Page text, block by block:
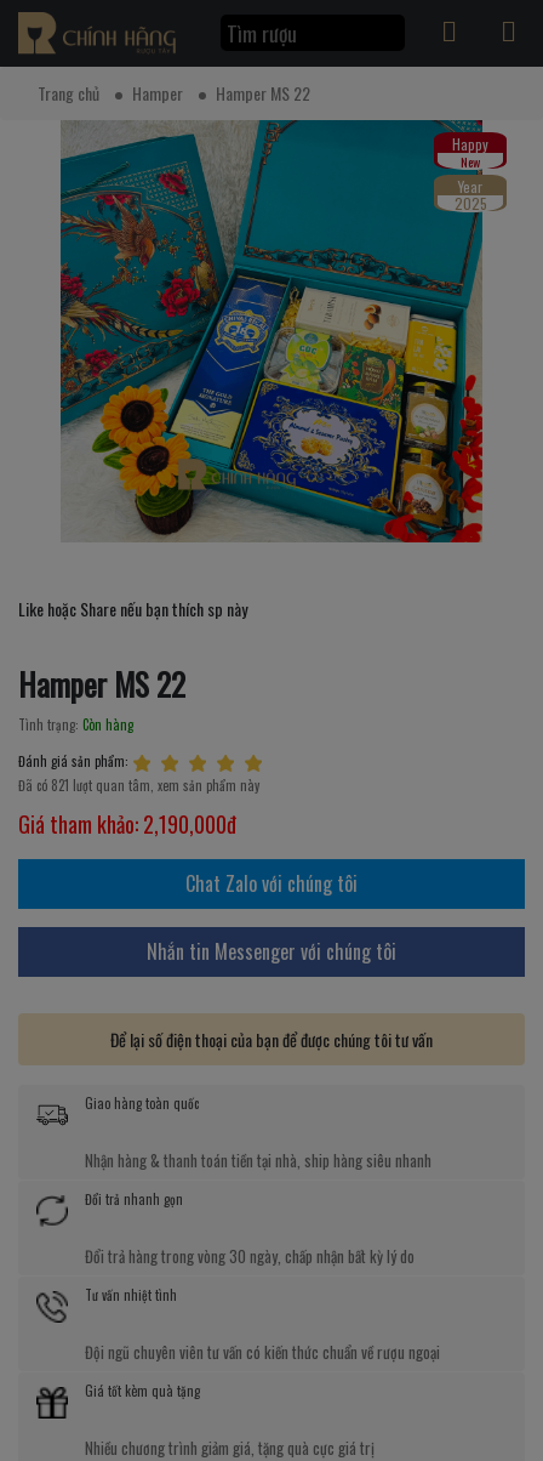
Trang chủ Hamper Hamper MS 22
Happy
New
Year
2025
Like hoặc Share nếu bạn thích sp này
Hamper MS 22
Tình trạng: Còn hàng
Đánh giá sản phẩm:
Đã có 821 lượt quan tâm, xem sản phẩm này
Giá tham khảo:2,190,000đ
Chat Zalo với chúng tôi
Nhắn tin Messenger với chúng tôi
Để lại số điện thoại của bạn để được chúng tôi tư vấn
Giao hàng toàn quốc
Nhận hàng & thanh toán tiền tại nhà, ship hàng siêu nhanh
Đổi trả nhanh gọn
Đổi trả hàng trong vòng 30 ngày, chấp nhận bất kỳ lý do
Tư vấn nhiệt tình
Đội ngũ chuyên viên tư vấn có kiến thức chuẩn về rượu ngoại
Giá tốt kèm quà tặng
Nhiều chương trình giảm giá, tặng quà cực giá trị